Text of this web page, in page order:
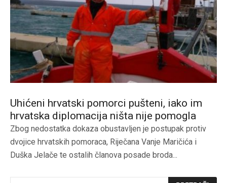
Uhićeni hrvatski pomorci pušteni, iako im
hrvatska diplomacija ništa nije pomogla
Zbog nedostatka dokaza obustavljen je postupak protiv
dvojice hrvatskih pomoraca, Riječana Vanje Maričića i
Duška Jelače te ostalih članova posade broda...